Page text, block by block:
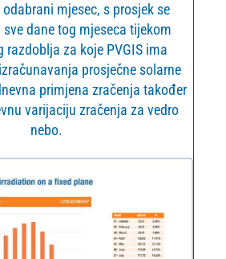
mjesec, s prosjek se
dane tog mjeseca tijekom
razdoblja za koje PVGIS ima
prosječne solarne
primjena zračenja također
varijaciju zračenja za vedro
nebo.